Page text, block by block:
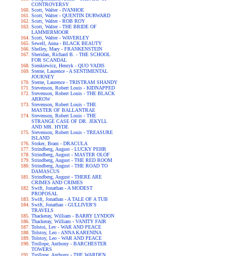
CONTROVERSY
Scott, Walter - IVANHOE
Scott, Walter - QUENTIN DURWARD
Scott, Walter - ROB ROY
Scott, Walter - THE BRIDE OF
LAMMERMOOR
Scott, Walter - WAVERLEY
Sewell, Anna - BLACK BEAUTY
Shelley, Mary - FRANKENSTEIN
Sheridan, Richard B. - THE SCHOOL
FOR SCANDAL
Sienkiewicz, Henryk - QUO VADIS
Sterne, Laurence - A SENTIMENTAL
JOURNEY
Sterne, Laurence - TRISTRAM SHANDY
Stevenson, Robert Louis - KIDNAPPED
Stevenson, Robert Louis - THE BLACK
ARROW
Stevenson, Robert Louis - THE
MASTER OF BALLANTRAE
Stevenson, Robert Louis - THE
STRANGE CASE OF DR. JEKYLL
AND MR. HYDE
Stevenson, Robert Louis - TREASURE
ISLAND
Stoker, Bram - DRACULA
Strindberg, August - LUCKY PEHR
Strindberg, August - MASTER OLOF
Strindberg, August - THE RED ROOM
Strindberg, August - THE ROAD TO
DAMASCUS
Strindberg, August - THERE ARE
CRIMES AND CRIMES
Swift, Jonathan - A MODEST
PROPOSAL
Swift, Jonathan - A TALE OF A TUB
Swift, Jonathan - GULLIVER'S
TRAVELS
Thackeray, William - BARRY LYNDON
Thackeray, William - VANITY FAIR
Tolstoi, Lev - WAR AND PEACE
Tolstoy, Leo - ANNA KARENINA
Tolstoy, Leo - WAR AND PEACE
Trollope, Anthony - BARCHESTER
TOWERS
Trollope, Anthony - THE WARDEN